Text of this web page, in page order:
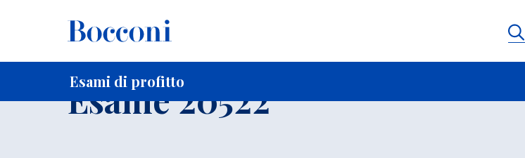
Esami di profitto
Home Per studenti iscritti
Esame 20522